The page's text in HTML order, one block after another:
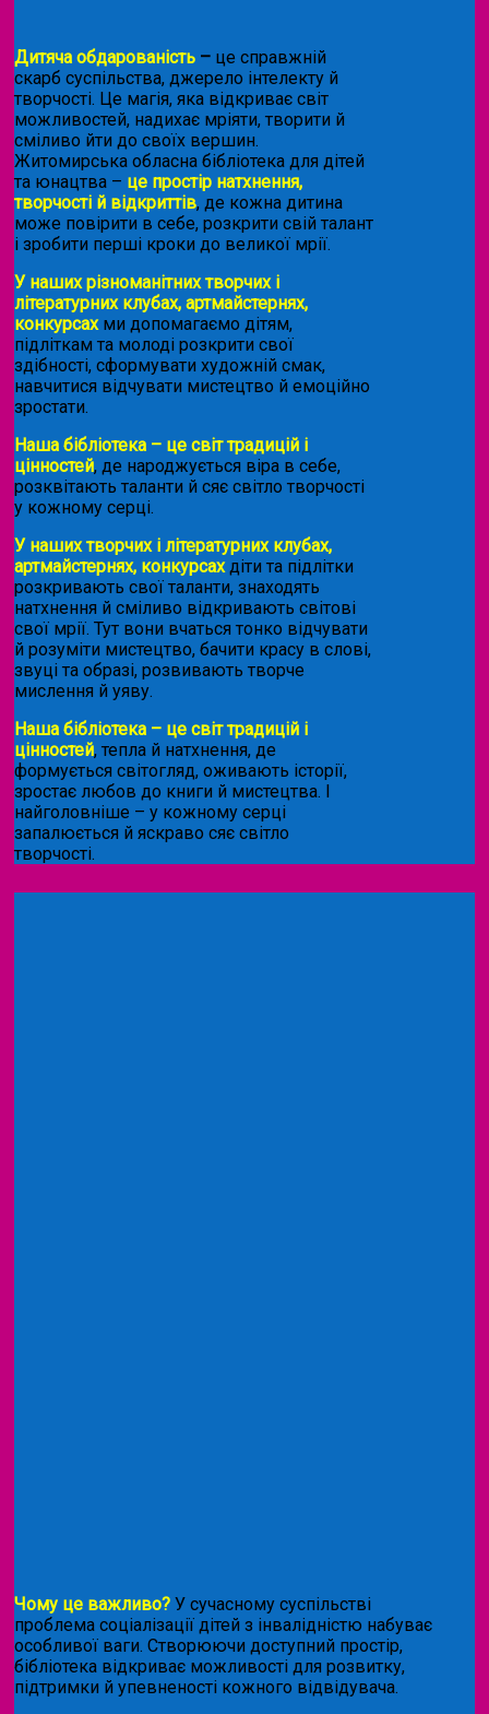
Дитяча обдарованість – це справжній
скарб суспільства, джерело інтелекту й
творчості. Це магія, яка відкриває світ
можливостей, надихає мріяти, творити й
сміливо йти до своїх вершин.
Житомирська обласна бібліотека для дітей
та юнацтва – це простір натхнення,
творчості й відкриттів, де кожна дитина
може повірити в себе, розкрити свій талант
і зробити перші кроки до великої мрії.
У наших різноманітних творчих і
літературних клубах, артмайстернях,
конкурсахми допомагаємо дітям,
підліткам та молоді розкрити свої
здібності, сформувати художній смак,
навчитися відчувати мистецтво й емоційно
зростати.
Наша бібліотека – це світ традицій і
цінностей, де народжується віра в себе,
розквітають таланти й сяє світло творчості
у кожному серці.
У наших творчих і літературних клубах,
артмайстернях, конкурсахдіти та підлітки
розкривають свої таланти, знаходять
натхнення й сміливо відкривають світові
свої мрії. Тут вони вчаться тонко відчувати
й розуміти мистецтво, бачити красу в слові,
звуці та образі, розвивають творче
мислення й уяву.
Наша бібліотека – це світ традицій і
цінностей, тепла й натхнення, де
формується світогляд, оживають історії,
зростає любов до книги й мистецтва. І
найголовніше – у кожному серці
запалюється й яскраво сяє світло
творчості.
Чому це важливо? У сучасному суспільстві
проблема соціалізації дітей з інвалідністю набуває
особливої ваги. Створюючи доступний простір,
бібліотека відкриває можливості для розвитку,
підтримки й упевненості кожного відвідувача.